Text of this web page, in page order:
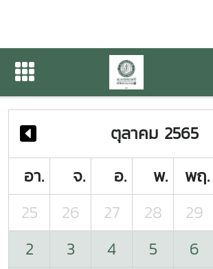
ปฏิทินกิจกรรมของหน่ว
ปฏิทินกิจกรรมของหน่วยงาน
ตุลาคม 2565
อา.
จ. อ. พ. พฤ.
25
26 27 28 29
2
3 4 5 6